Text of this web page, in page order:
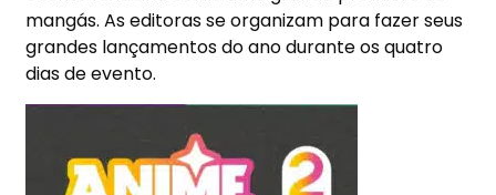
mangás. As editoras se organizam para fazer seus
grandes lançamentos do ano durante os quatro
dias de evento.